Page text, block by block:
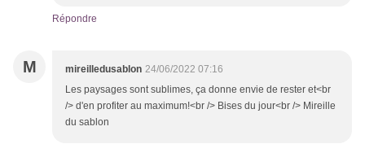
Répondre
M mireilledusablon 24/06/2022 07:16
Les paysages sont sublimes, ça donne envie de rester et<br
/> d'en profiter au maximum!<br /> Bises du jour<br /> Mireille
du sablon